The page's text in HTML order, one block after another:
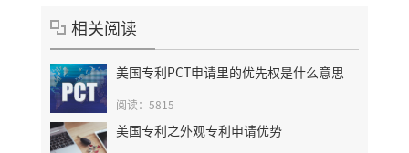
相关阅读
美国专利PCT申请里的优先权是什么意思
阅读：5815
美国专利之外观专利申请优势